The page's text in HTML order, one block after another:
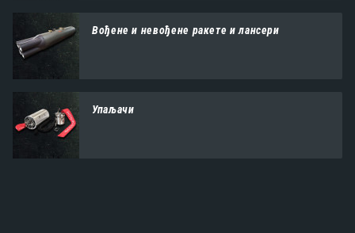
Вођене и невођене ракете и лансери
Упаљачи